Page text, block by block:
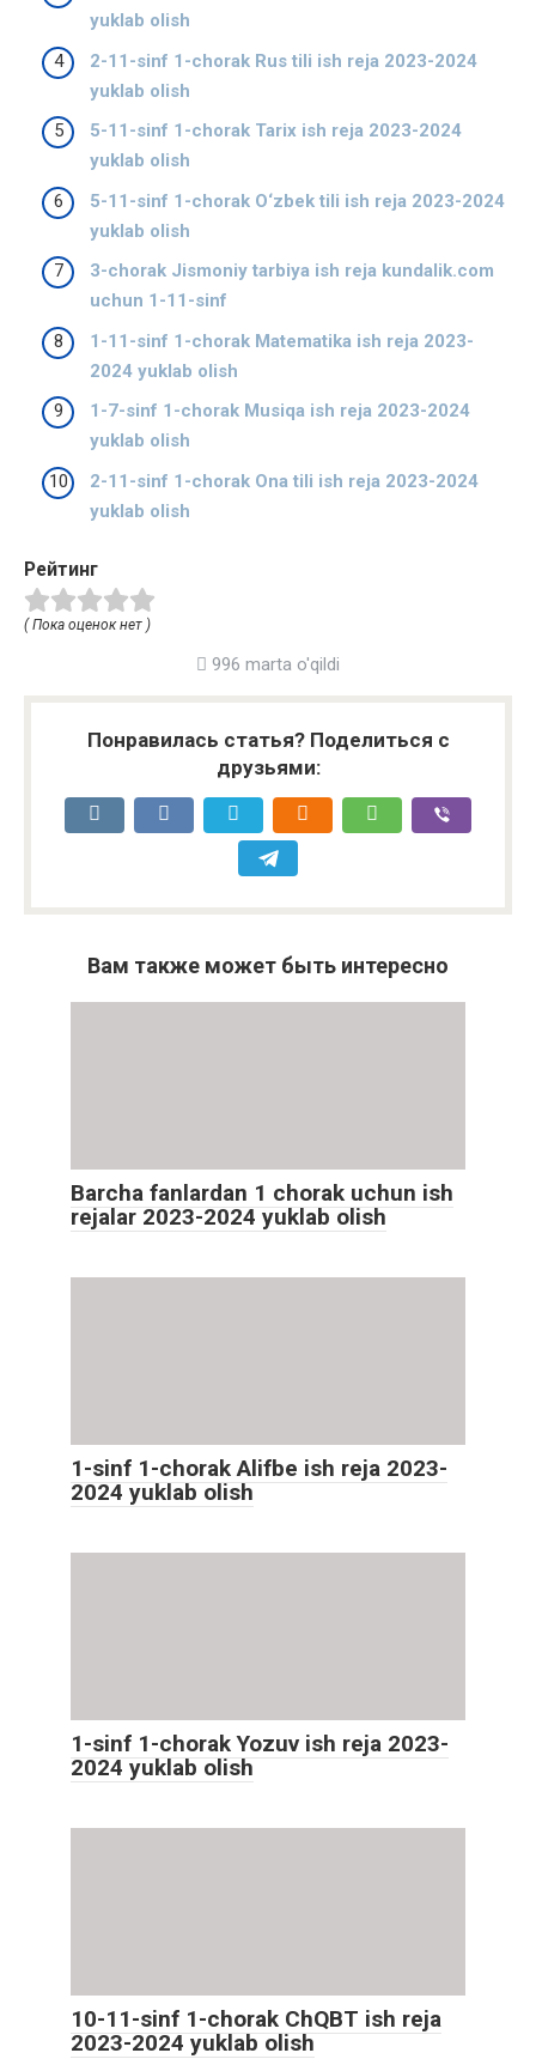
yuklab olish
2-11-sinf 1-chorak Rus tili ish reja 2023-2024
yuklab olish
5-11-sinf 1-chorak Tarix ish reja 2023-2024
yuklab olish
5-11-sinf 1-chorak O‘zbek tili ish reja 2023-2024
yuklab olish
3-chorak Jismoniy tarbiya ish reja kundalik.com
uchun 1-11-sinf
1-11-sinf 1-chorak Matematika ish reja 2023-
2024 yuklab olish
1-7-sinf 1-chorak Musiqa ish reja 2023-2024
yuklab olish
2-11-sinf 1-chorak Ona tili ish reja 2023-2024
yuklab olish
Рейтинг
( Пока оценок нет )
996 marta o'qildi
Понравилась статья? Поделиться с
друзьями:
Вам также может быть интересно
Barcha fanlardan 1 chorak uchun ish
rejalar 2023-2024 yuklab olish
1-sinf 1-chorak Alifbe ish reja 2023-
2024 yuklab olish
1-sinf 1-chorak Yozuv ish reja 2023-
2024 yuklab olish
10-11-sinf 1-chorak ChQBT ish reja
2023-2024 yuklab olish